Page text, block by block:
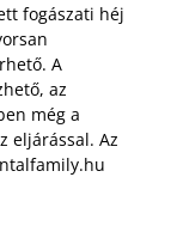
fogászati héj
A
az
még a
eljárással. Az